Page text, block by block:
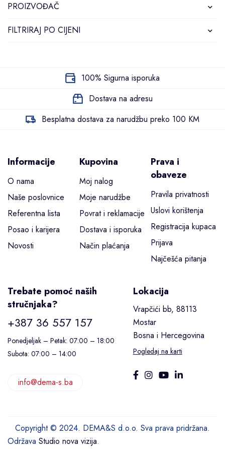
PROIZVOĐAČ
FILTRIRAJ PO CIJENI
100% Sigurna isporuka
Dostava na adresu
Besplatna dostava za narudžbu preko 100 KM
Informacije
O nama
Naše poslovnice
Referentna lista
Posao i karijera
Novosti
Kupovina
Moj nalog
Moje narudžbe
Povrat i reklamacije
Dostava i isporuka
Način plaćanja
Prava i
obaveze
Pravila privatnosti
Uslovi korištenja
Registracija kupaca
Prijava
Najčešća pitanja
Trebate pomoć naših
stručnjaka?
+387 36 557 157
Ponedjeljak – Petak: 07:00 – 18:00
Subota: 07:00 – 14:00
info@dema-s.ba
Lokacija
Vrapčići bb, 88113
Mostar
Bosna i Hercegovina
Pogledaj na karti
Copyright © 2024. DEMA&S d.o.o. Sva prava pridržana.
Održava Studio nova vizija.